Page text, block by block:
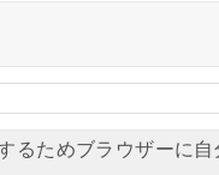
るためブラウザーに